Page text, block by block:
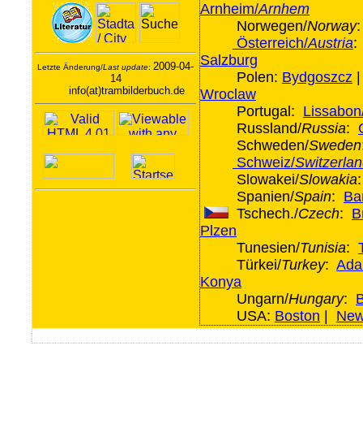
Letzte Änderung/Last update: 2009-04-
14
info(at)trambilderbuch.de
Arnheim/Arnhem
Norwegen/Norway
Österreich/Austria
Salzburg
Polen: Bydgoszcz
Wroclaw
Portugal:
Russland/Russia:
Schweden/Sweden
Schweiz/
Slowakei/Slowakia
Spanien/Spain:
Tschech./Czech:
Plzen
Tunesien/Tunisia:
Türkei/Turkey:
Konya
Ungarn/Hungary:
USA: Boston